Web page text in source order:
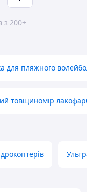
з 200+
для пляжного
товщиномір